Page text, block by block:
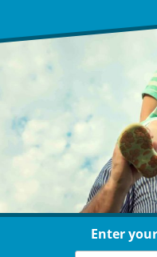
Enter